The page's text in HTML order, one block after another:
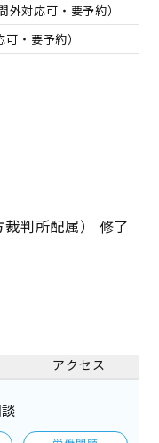
対応可・要予約）
・要予約）
判所配属） 修了
アクセス